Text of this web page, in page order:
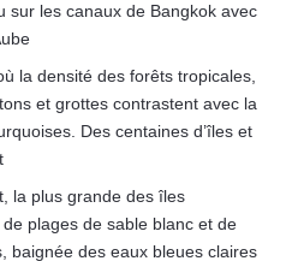
sur les canaux de Bangkok avec
la densité des forêts tropicales,
et grottes contrastent avec la
Des centaines d’îles et
la plus grande des îles
plages de sable blanc et de
baignée des eaux bleues claires